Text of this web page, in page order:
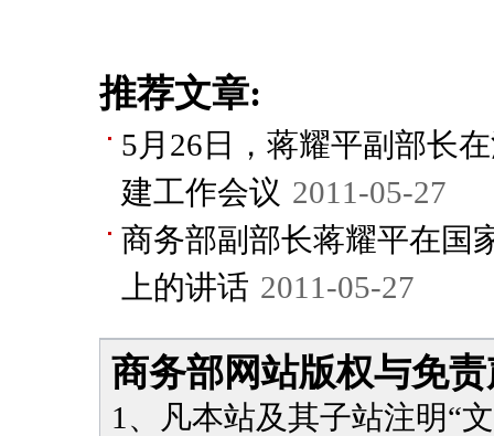
推荐文章:
5月26日，蒋耀平副部长
建工作会议 2011-05-27
商务部副部长蒋耀平在国
上的讲话 2011-05-27
商务部网站版权与免
1、凡本站及其子站注明“